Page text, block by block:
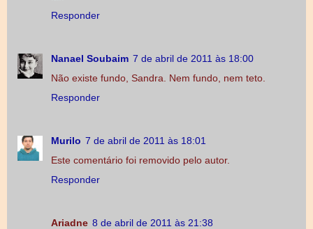
Responder
Nanael Soubaim 7 de abril de 2011 às 18:00
Não existe fundo, Sandra. Nem fundo, nem teto.
Responder
Murilo 7 de abril de 2011 às 18:01
Este comentário foi removido pelo autor.
Responder
Ariadne 8 de abril de 2011 às 21:38